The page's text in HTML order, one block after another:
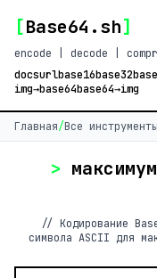
[Base64.sh]
encode | decode |
docsurlbase16base32
img→base64base64→img
Главная/Все инструменты
> максимум
// Кодирование
символа ASCII для